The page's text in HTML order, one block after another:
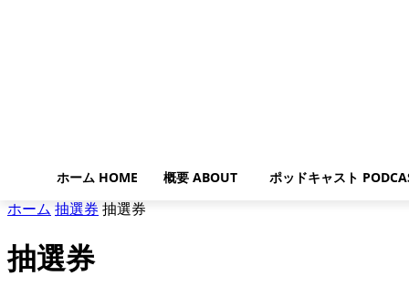
ホーム HOME 概要 ABOUT ポッドキャスト
ホーム 抽選券 抽選券
抽選券